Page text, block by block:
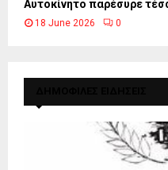
Αυτοκίνητο παρέσυρε
18 June 2026 0